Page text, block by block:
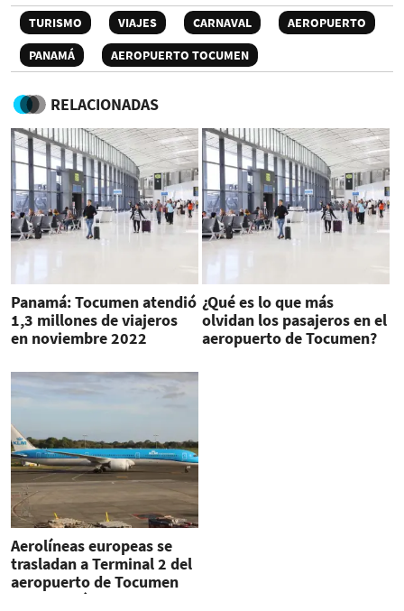
TURISMO VIAJES CARNAVAL
AEROPUERTO
PANAMÁ
AEROPUERTO TOCUMEN
RELACIONADAS
Panamá: Tocumen atendió
1,3 millones de viajeros
en noviembre 2022
¿Qué es lo que más
olvidan los pasajeros en el
aeropuerto de Tocumen?
Aerolíneas europeas se
trasladan a Terminal 2 del
aeropuerto de Tocumen
de Panamá